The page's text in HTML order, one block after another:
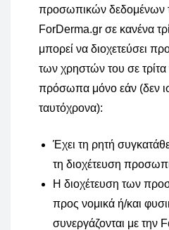
προσωπικών δεδομένων
ForDerma.gr σε κανένα
μπορεί να διοχετεύσει
των χρηστών του σε τρίτα
πρόσωπα μόνο εάν (δεν
ταυτόχρονα):
Έχει τη ρητή
τη διοχέτευση
Η διοχέτευση των
προς νομικά ή/και
συνεργάζονται με την